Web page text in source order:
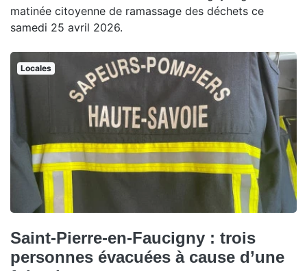
matinée citoyenne de ramassage des déchets ce
samedi 25 avril 2026.
Locales
Saint-Pierre-en-Faucigny : trois
personnes évacuées à cause d’une